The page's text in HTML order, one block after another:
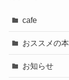
cafe
おススメの本
お知らせ